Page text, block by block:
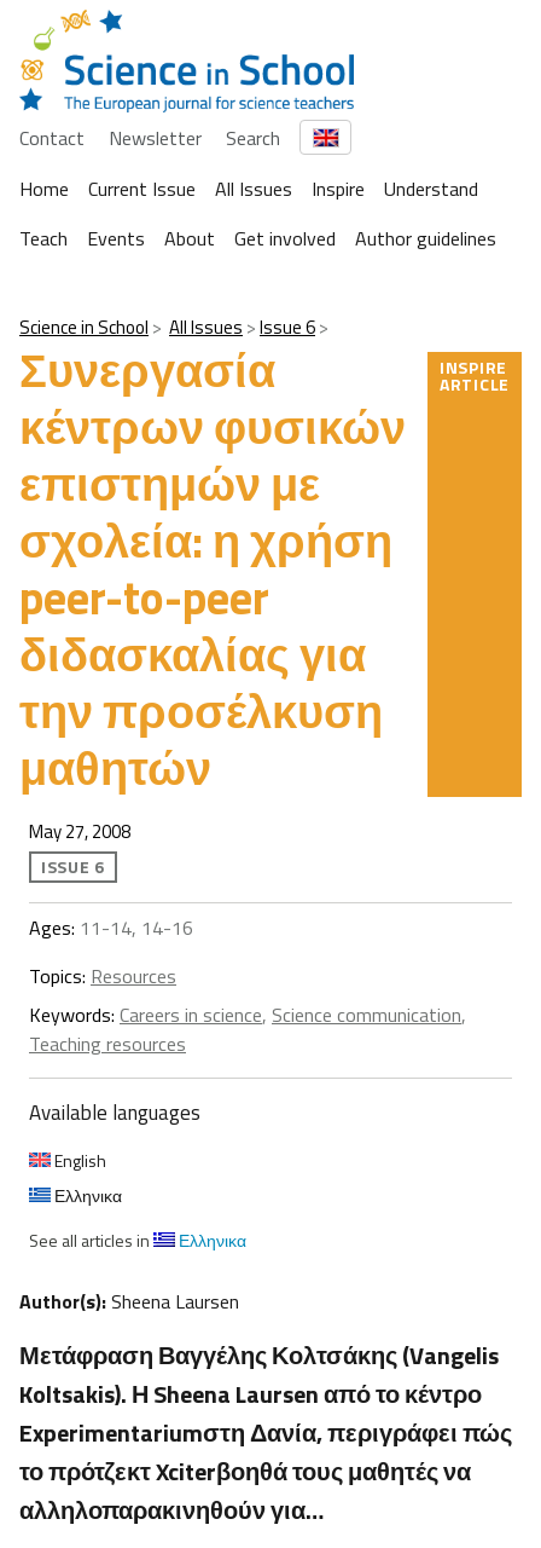
Contact Newsletter
Search
Home
Current Issue All Issues Inspire
Understand
Teach
Events About Get involved Author guidelines
Science in School All Issues Issue 6
Συνεργασία
κέντρων φυσικών
επιστημών με
σχολεία: η χρήση
peer-to-peer
διδασκαλίας για
την προσέλκυση
μαθητών
INSPIRE
ARTICLE
May 27, 2008
ISSUE 6
Ages: 11-14, 14-16
Topics: Resources
Keywords: Careers in science, Science communication,
Teaching resources
Available languages
English
Ελληνικα
See all articles in
Ελληνικα
Author(s):Sheena Laursen
Μετάφραση Βαγγέλης Κολτσάκης (Vangelis
Koltsakis). Η Sheena Laursen από το κέντρο
Experimentariumστη Δανία, περιγράφει πώς
το πρότζεκτ Xciterβοηθά τους μαθητές να
αλληλοπαρακινηθούν για…